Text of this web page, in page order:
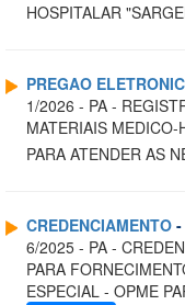
HOSPITALAR
PREGAO
1/2026 - PA -
MATERIAIS
PARA ATENDER AS
CREDENCIAMENTO -
6/2025 - PA -
PARA
ESPECIAL - OPME